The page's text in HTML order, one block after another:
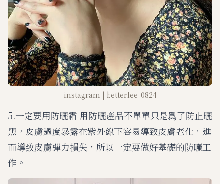
instagram | betterlee_0824
5.一定要用防曬霜 用防曬產品不單單只是爲了防止曬
黑，皮膚過度暴露在紫外線下容易導致皮膚老化，進
而導致皮膚彈力損失，所以一定要做好基礎的防曬工
作。